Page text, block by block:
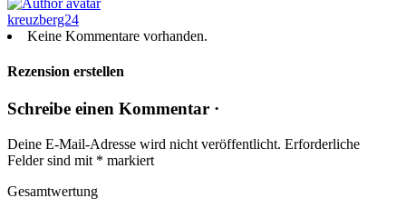
kreuzberg24
Keine Kommentare vorhanden.
Rezension erstellen
Schreibe einen Kommentar ·
Deine E-Mail-Adresse wird nicht veröffentlicht. Erforderliche
Felder sind mit * markiert
Gesamtwertung